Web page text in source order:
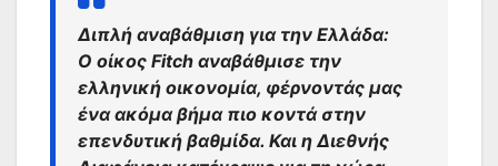
Διπλή αναβάθμιση για την Ελλάδα:
Ο οίκος Fitch αναβάθμισε την
ελληνική οικονομία, φέρνοντάς μας
ένα ακόμα βήμα πιο κοντά στην
επενδυτική βαθμίδα. Και η Διεθνής